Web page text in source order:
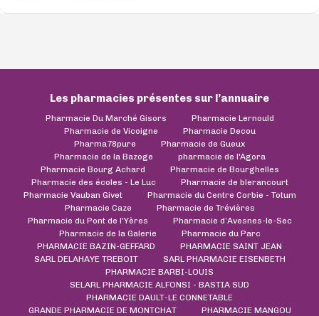
Les pharmacies présentes sur l’annuaire
Pharmacie Du Marché Gisors
Pharmacie Lernould
Pharmacie de Vicoigne
Pharmacie Decou
Pharma78pure
Pharmacie de Gueux
Pharmacie de la Bazoge
pharmacie de l'Agora
Pharmacie Bourg Achard
Pharmacie de Bourghelles
Pharmacie des écoles - Le Luc
Pharmacie de blerancourt
Pharmacie Vauban Givet
Pharmacie du Centre Corbie - Totum
Pharmacie Caze
Pharmacie de Trévières
Pharmacie du Pont de l'Yères
Pharmacie d’Avesnes-le-Sec
Pharmacie de la Galerie
Pharmacie du Parc
PHARMACIE BAZIN-GEFFARD
PHARMACIE SAINT JEAN
SARL DELAHAYE TREBOIT
SARL PHARMACIE EISENBETH
PHARMACIE BARBI-LOUIS
SELARL PHARMACIE ALFONSI - BASTIA SUD
PHARMACIE DAULT-LE CONNETABLE
GRANDE PHARMACIE DE MONTCHAT
PHARMACIE MANGOU